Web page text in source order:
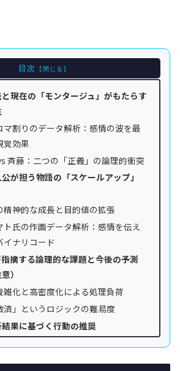
目次
現在の「モンタージュ」がもたらす
マ割りのデータ解析：感情の波を最
覚効果
斉藤：二つの「正義」の論理的衝突
が担う物語の「スケールアップ」
精神的な成長と目的値の拡張
ト氏の作画データ解析：感情を伝え
イナリコード
摘する論理的な課題と今後の予測
）
雑化と高密度化による処理負荷
済」というロジックの難易度
果に基づく行動の推奨